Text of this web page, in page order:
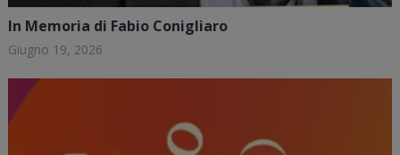
In Memoria di Fabio Conigliaro
Giugno 19, 2026